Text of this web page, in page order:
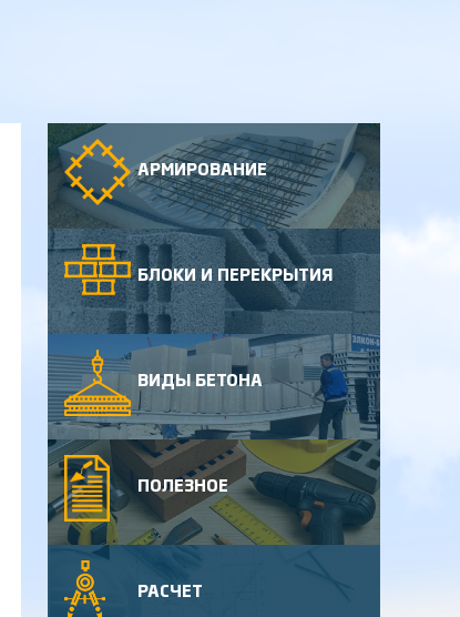
АРМИРОВАНИЕ
БЛОКИ И ПЕРЕКРЫТИЯ
ВИДЫ БЕТОНА
ПОЛЕЗНОЕ
РАСЧЕТ